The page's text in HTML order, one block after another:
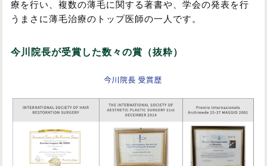
療を行い、複数の薄毛に関する著書や、学会の発表を行
うまさに薄毛治療のトップ医師の一人です。
今川院長が受賞した数々の賞（抜粋）